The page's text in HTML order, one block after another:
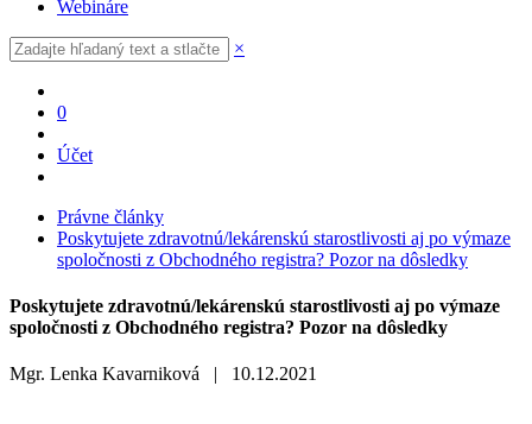
Webináre
×
0
Účet
Právne články
Poskytujete zdravotnú/lekárenskú starostlivosti aj po výmaze
spoločnosti z Obchodného registra? Pozor na dôsledky
Poskytujete zdravotnú/lekárenskú starostlivosti aj po výmaze
spoločnosti z Obchodného registra? Pozor na dôsledky
Mgr. Lenka Kavarniková | 10.12.2021